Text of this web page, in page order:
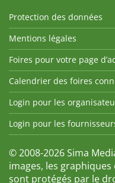
Protection des données
Mentions légales
Foires pour votre page
Calendrier des foires
Login pour les
Login pour les
© 2008-2026 Sima
images, les
sont protégés par le